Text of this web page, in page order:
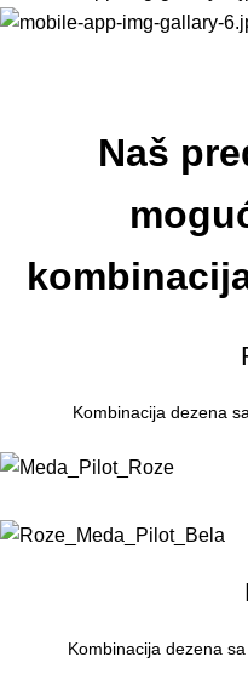
Naš
Kombinacija dezena
Kombinacija dezena